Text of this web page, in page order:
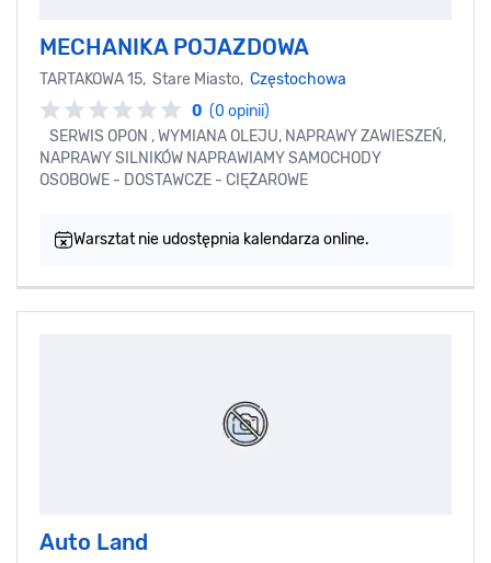
MECHANIKA POJAZDOWA
TARTAKOWA 15, Stare Miasto, Częstochowa
0 (0 opinii)
SERWIS OPON , WYMIANA OLEJU, NAPRAWY ZAWIESZEŃ,
NAPRAWY SILNIKÓW NAPRAWIAMY SAMOCHODY
OSOBOWE - DOSTAWCZE - CIĘŻAROWE
Warsztat nie udostępnia kalendarza online.
Auto Land